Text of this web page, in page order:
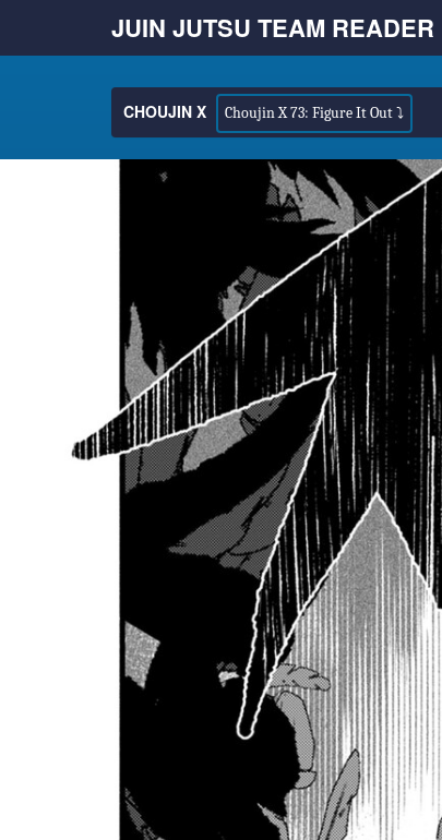
JUIN JUTSU TEAM READER
CHOUJIN X Choujin X 73: Figure It Out ⤵